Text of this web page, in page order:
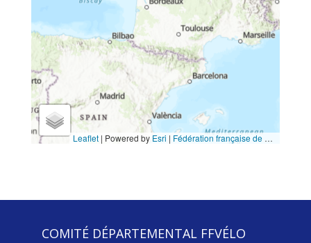
COMITÉ DÉPARTEMENTAL FFVÉLO